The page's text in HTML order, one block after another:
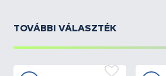
TOVÁBBI VÁLASZTÉK